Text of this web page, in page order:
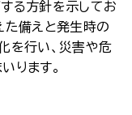
る方針を示してお
た備えと発生時の
を行い、災害や危
ります。